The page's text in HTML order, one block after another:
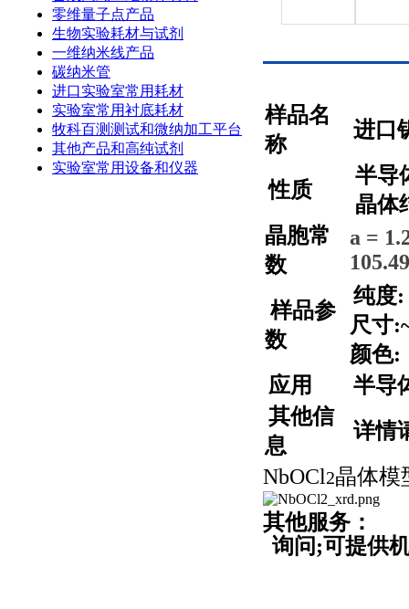
零维量子点产品
生物实验耗材与试剂
一维纳米线产品
碳纳米管
进口实验室常用耗材
实验室常用衬底耗材
牧科百测测试和微纳加工平台
其他产品和高纯试剂
实验室常用设备和仪器
样品名
称
进口
性质
半导
晶体
晶胞常
数
a =
样品参
数
纯度:
尺寸:
颜色:
应用
半导
其他信
息
详情
NbOCl2晶体模
其他服务：
询问;可提供